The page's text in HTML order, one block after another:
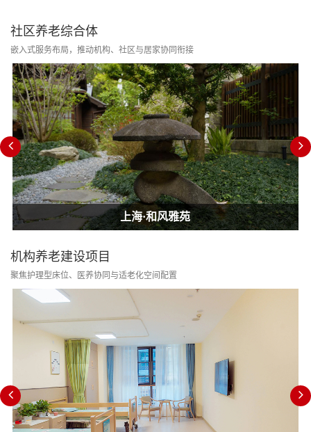
社区养老综合体
嵌入式服务布局，推动机构、社区与居家协同衔接
上海·和风雅苑
上海·和风雅苑
上海·和风雅苑
机构养老建设项目
聚焦护理型床位、医养协同与适老化空间配置